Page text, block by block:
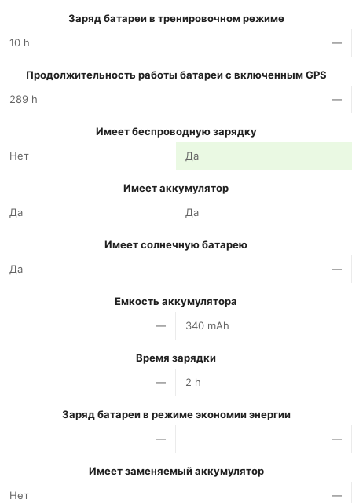
Заряд батареи в тренировочном режиме
10 h
—
Продолжительность работы батареи с включенным GPS
289 h
—
Имеет беспроводную зарядку
Нет
Да
Имеет аккумулятор
Да
Да
Имеет солнечную батарею
Да
—
Емкость аккумулятора
—
340 mAh
Время зарядки
—
2 h
Заряд батареи в режиме экономии энергии
—
—
Имеет заменяемый аккумулятор
Нет
—